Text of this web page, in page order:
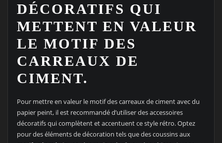
DÉCORATIFS QUI
METTENT EN VALEUR
LE MOTIF DES
CARREAUX DE
CIMENT.
Pour mettre en valeur le motif des carreaux de ciment avec du
papier peint, il est recommandé d’utiliser des accessoires
décoratifs qui complètent et accentuent ce style rétro. Optez
pour des éléments de décoration tels que des coussins aux